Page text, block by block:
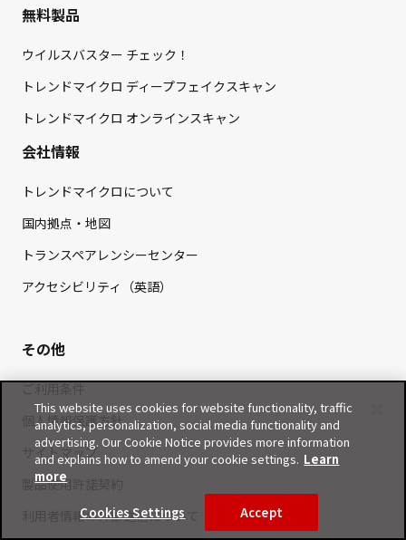
無料製品
ウイルスバスター チェック！
トレンドマイクロ ディープフェイクスキャン
トレンドマイクロ オンラインスキャン
会社情報
トレンドマイクロについて
国内拠点・地図
トランスペアレンシーセンター
アクセシビリティ（英語）
その他
個人情報保護方針
サイトマップ
製品使用許諾契約
利用者情報の外部送信について
This website uses cookies for website functionality, traffic
analytics, personalization, social media functionality and
advertising. Our Cookie Notice provides more information
and explains how to amend your cookie settings. Learn
more
Cookies Settings Accept